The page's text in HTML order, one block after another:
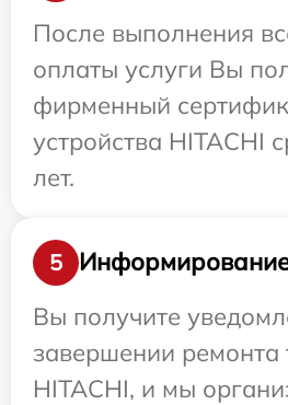
После выполнения
оплаты услуги Вы
фирменный
устройства HITACHI
лет.
5
Информирование
Вы получите
завершении ремонта
HITACHI, и мы